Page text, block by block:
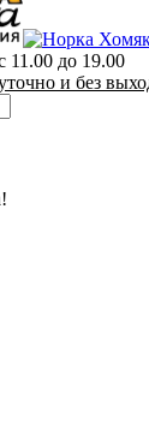
11.00 до 19.00
и без